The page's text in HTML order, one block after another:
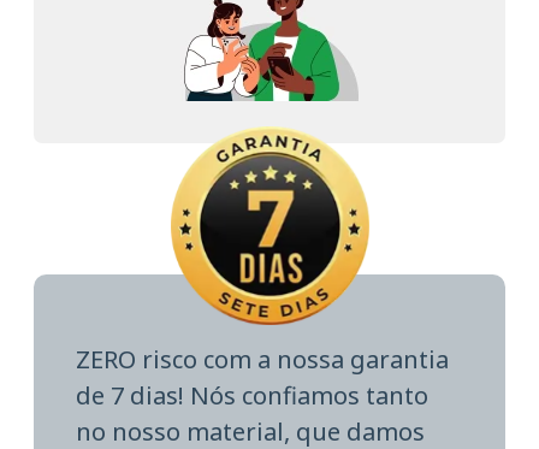
ZERO risco com a nossa garantia
de 7 dias! Nós confiamos tanto
no nosso material, que damos